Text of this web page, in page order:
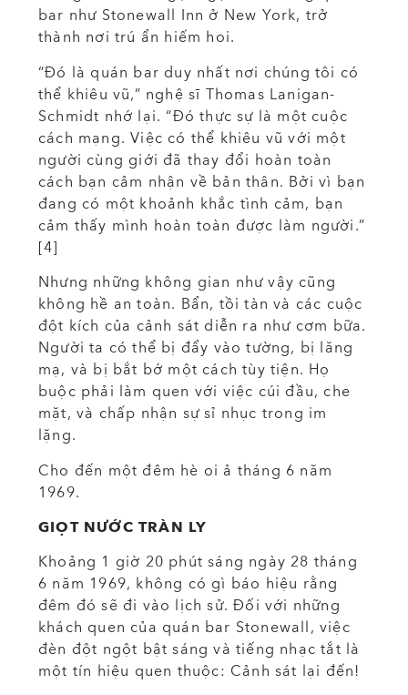
bar như Stonewall Inn ở New York, trở
thành nơi trú ẩn hiếm hoi.
“Đó là quán bar duy nhất nơi chúng tôi có
thể khiêu vũ,” nghệ sĩ Thomas Lanigan-
Schmidt nhớ lại. “Đó thực sự là một cuộc
cách mạng. Việc có thể khiêu vũ với một
người cùng giới đã thay đổi hoàn toàn
cách bạn cảm nhận về bản thân. Bởi vì bạn
đang có một khoảnh khắc tình cảm, bạn
cảm thấy mình hoàn toàn được làm người.”
[4]
Nhưng những không gian như vậy cũng
không hề an toàn. Bẩn, tồi tàn và các cuộc
đột kích của cảnh sát diễn ra như cơm bữa.
Người ta có thể bị đẩy vào tường, bị lăng
mạ, và bị bắt bớ một cách tùy tiện. Họ
buộc phải làm quen với việc cúi đầu, che
mặt, và chấp nhận sự sỉ nhục trong im
lặng.
Cho đến một đêm hè oi ả tháng 6 năm
1969.
GIỌT NƯỚC TRÀN LY
Khoảng 1 giờ 20 phút sáng ngày 28 tháng
6 năm 1969, không có gì báo hiệu rằng
đêm đó sẽ đi vào lịch sử. Đối với những
khách quen của quán bar Stonewall, việc
đèn đột ngột bật sáng và tiếng nhạc tắt là
một tín hiệu quen thuộc: Cảnh sát lại đến!